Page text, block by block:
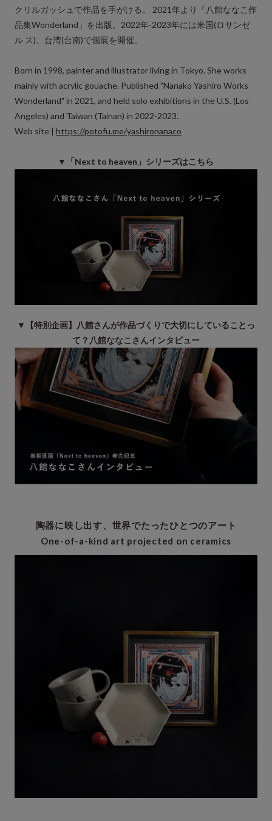
クリルガッシュで作品を手がける。 2021年より「八館ななこ作
品集Wonderland」を出版。2022年-2023年には米国(ロサンゼ
ル ス)、台湾(台南)で個展を開催。
Born in 1998, painter and illustrator living in Tokyo. She works
mainly with acrylic gouache. Published "Nanako Yashiro Works
Wonderland" in 2021, and held solo exhibitions in the U.S. (Los
Angeles) and Taiwan (Tainan) in 2022-2023.
Web site | https://potofu.me/yashironanaco
▼「Next to heaven」シリーズはこちら
▼【特別企画】八館さんが作品づくりで大切にしていることっ
て？八館ななこさんインタビュー
陶器に映し出す、世界でたったひとつのアート
One-of-a-kind art projected on ceramics